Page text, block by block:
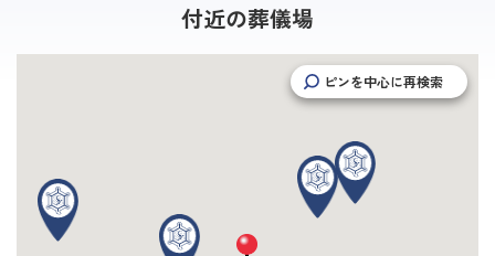
付近の葬儀場
ピンを中心に再検索